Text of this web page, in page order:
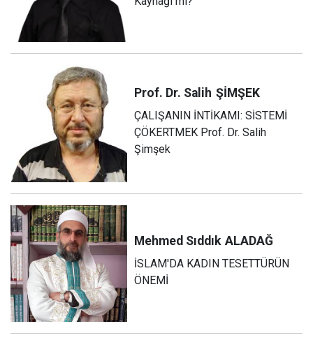
Prof. Dr. Salih ŞİMŞEK
ÇALIŞANIN İNTİKAMI: SİSTEMİ
ÇÖKERTMEK Prof. Dr. Salih
Şimşek
Mehmed Sıddık ALADAĞ
İSLAM'DA KADIN TESETTÜRÜN
ÖNEMİ